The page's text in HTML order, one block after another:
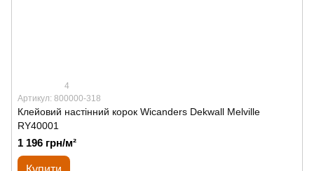
4
Артикул: 800000-318
Клейовий настінний корок Wicanders Dekwall Melville
RY40001
1 196 грн/м²